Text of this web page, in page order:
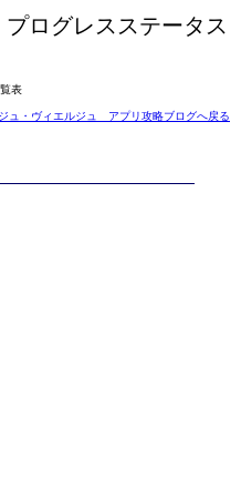
ログレスステータス
表
ュ・ヴィエルジュ アプリ攻略ブログへ戻る